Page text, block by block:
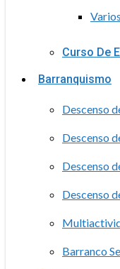
Curso De
Barranquismo
Descenso
Descenso
Descenso
Descenso
Barranco